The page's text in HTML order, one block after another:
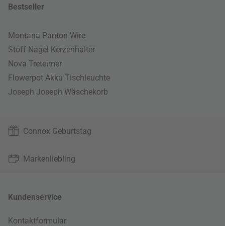
Bestseller
Montana Panton Wire
Stoff Nagel Kerzenhalter
Nova Treteimer
Flowerpot Akku Tischleuchte
Joseph Joseph Wäschekorb
Connox Geburtstag
Markenliebling
Kundenservice
Kontaktformular